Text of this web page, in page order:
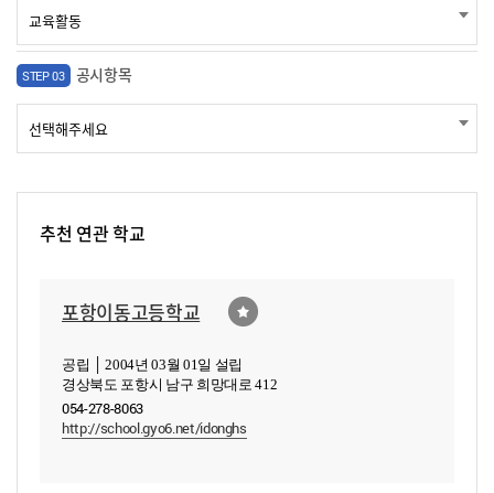
STEP 03 공시항목
추천 연관 학교
포항이동고등학교
공립 │ 2004년 03월 01일 설립
경상북도 포항시 남구 희망대로 412
054-278-8063
http://school.gyo6.net/idonghs